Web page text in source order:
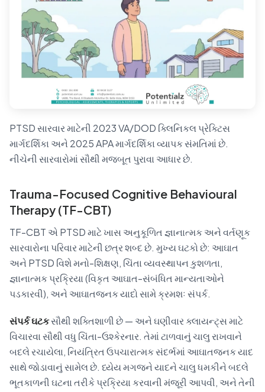
PTSD સારવાર માટેની 2023 VA/DOD ક્લિનિકલ પ્રેક્ટિસ
માર્ગદર્શિકા અને 2025 APA માર્ગદર્શિકા વ્યાપક સંમતિમાં છે.
નીચેની સારવારોમાં સૌથી મજબૂત પુરાવા આધાર છે.
Trauma-Focused Cognitive Behavioural
Therapy (TF-CBT)
TF-CBT એ PTSD માટે ખાસ અનુકૂળિત જ્ઞાનાત્મક અને વર્તણૂક
સારવારોના પરિવાર માટેની છત્ર શબ્દ છે. મુખ્ય ઘટકો છે: આઘાત
અને PTSD વિશે મનો-શિક્ષણ, ચિંતા વ્યવસ્થાપન કુશળતા,
જ્ઞાનાત્મક પ્રક્રિયા (વિકૃત આઘાત-સંબંધિત માન્યતાઓને
પડકારવી), અને આઘાતજનક યાદો સામે ક્રમશઃ સંપર્ક.
સંપર્ક ઘટકસૌથી શક્તિશાળી છે — અને ઘણીવાર ક્લાયન્ટ્સ માટે
વિચારવા સૌથી વધુ ચિંતા-ઉશ્કેરનાર. તેમાં ટાળવાનું ચાલુ રાખવાને
બદલે રચાયેલા, નિયંત્રિત ઉપચારાત્મક સંદર્ભમાં આઘાતજનક યાદ
સાથે જોડાવાનું સામેલ છે. ધ્યેય મગજને યાદને ચાલુ ધમકીને બદલે
ભૂતકાળની ઘટના તરીકે પ્રક્રિયા કરવાની મંજૂરી આપવી, અને તેની